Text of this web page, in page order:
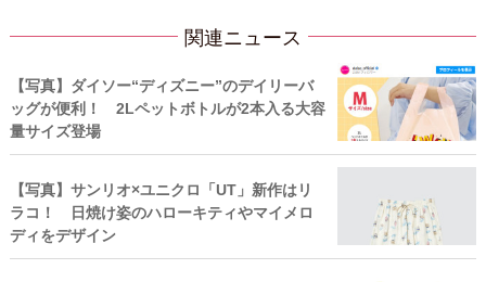
関連ニュース
【写真】ダイソー“ディズニー”のデイリーバ
ッグが便利！ 2Lペットボトルが2本入る大容
量サイズ登場
【写真】サンリオ×ユニクロ「UT」新作はリ
ラコ！ 日焼け姿のハローキティやマイメロ
ディをデザイン